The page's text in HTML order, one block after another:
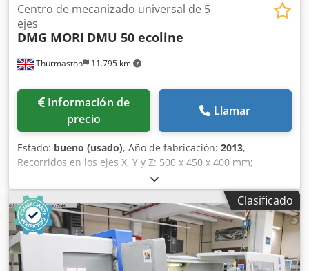
Thurmaston 11.795 km
Centro de mecanizado universal de 5
ejes
DMG MORI DMU 50 ecoline
Información de
precio
Llamar
Estado: bueno (usado), Año de fabricación: 2013,
Recorridos en los ejes X, Y y Z: 500 x 450 x 400 mm;
dimensiones de la mesa: 630 x 500 mm; capacidad de
carga de la mesa: 200 kg; eje B: -5/+110 grados; eje C: 360
grados (precisión de 0,001 grados); velocidad del husillo:
12 000 rpm; cono del husillo: ISO 40; Dedpszicmpjfx Aicsck
cambiador automático de herramientas (ATC) de 30
posiciones; control Siemens 840D; transportador de
virutas.
Clasificado